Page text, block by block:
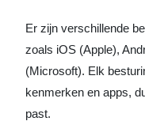
Er zijn verschillende
zoals iOS (Apple),
(Microsoft). Elk
kenmerken en apps,
past.